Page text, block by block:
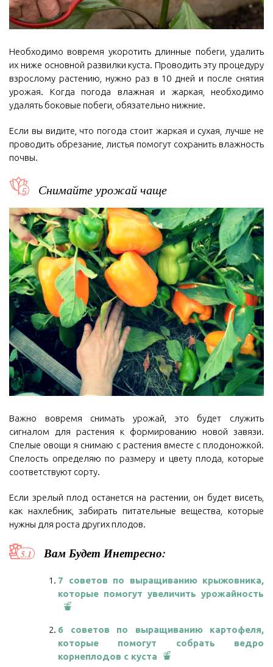
Необходимо вовремя укоротить длинные побеги, удалить
их ниже основной развилки куста. Проводить эту процедуру
взрослому растению, нужно раз в 10 дней и после снятия
урожая. Когда погода влажная и жаркая, необходимо
удалять боковые побеги, обязательно нижние.
Если вы видите, что погода стоит жаркая и сухая, лучше не
проводить обрезание, листья помогут сохранить влажность
почвы.
Снимайте урожай чаще
Важно вовремя снимать урожай, это будет служить
сигналом для растения к формированию новой завязи.
Спелые овощи я снимаю с растения вместе с плодоножкой.
Спелость определяю по размеру и цвету плода, которые
соответствуют сорту.
Если зрелый плод останется на растении, он будет висеть,
как нахлебник, забирать питательные вещества, которые
нужны для роста других плодов.
Вам Будет Инетресно:
7 советов по выращиванию крыжовника,
которые помогут увеличить урожайность
6 советов по выращиванию картофеля,
которые помогут собрать ведро
корнеплодов с куста